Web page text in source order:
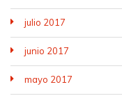
julio 2017
junio 2017
mayo 2017